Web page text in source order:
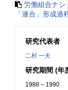
労働組合ナシ
「連合」形成
研究代表者
二村 一夫
研究期間 (年
1988 – 1990